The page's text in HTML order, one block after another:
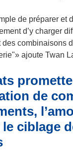
de préparer et
d’y charger
des combinaisons
ajoute Twan
de
ciblage